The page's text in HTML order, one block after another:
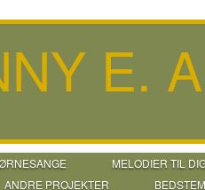
E.
MELODIER TIL
ANDRE PROJEKTER